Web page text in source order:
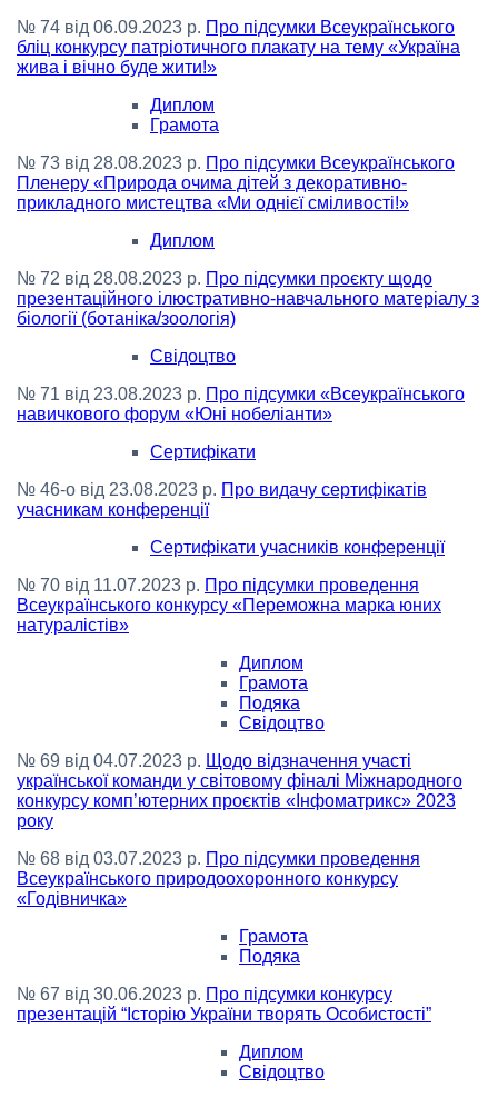
№ 74 від 06.09.2023 р. Про підсумки Всеукраїнського
бліц конкурсу патріотичного плакату на тему «Україна
жива і вічно буде жити!»
Диплом
Грамота
№ 73 від 28.08.2023 р. Про підсумки Всеукраїнського
Пленеру «Природа очима дітей з декоративно-
прикладного мистецтва «Ми однієї сміливості!»
Диплом
№ 72 від 28.08.2023 р. Про підсумки проєкту щодо
презентаційного ілюстративно-навчального матеріалу з
біології (ботаніка/зоологія)
Свідоцтво
№ 71 від 23.08.2023 р. Про підсумки «Всеукраїнського
навичкового форум «Юні нобеліанти»
Сертифікати
№ 46-о від 23.08.2023 р. Про видачу сертифікатів
учасникам конференції
Сертифікати учасників конференції
№ 70 від 11.07.2023 р. Про підсумки проведення
Всеукраїнського конкурсу «Переможна марка юних
натуралістів»
Диплом
Грамота
Подяка
Свідоцтво
№ 69 від 04.07.2023 р. Щодо відзначення участі
української команди у світовому фіналі Міжнародного
конкурсу комп’ютерних проєктів «Інфоматрикс» 2023
року
№ 68 від 03.07.2023 р. Про підсумки проведення
Всеукраїнського природоохоронного конкурсу
«Годівничка»
Грамота
Подяка
№ 67 від 30.06.2023 р. Про підсумки конкурсу
презентацій “Історію України творять Особистості”
Диплом
Свідоцтво